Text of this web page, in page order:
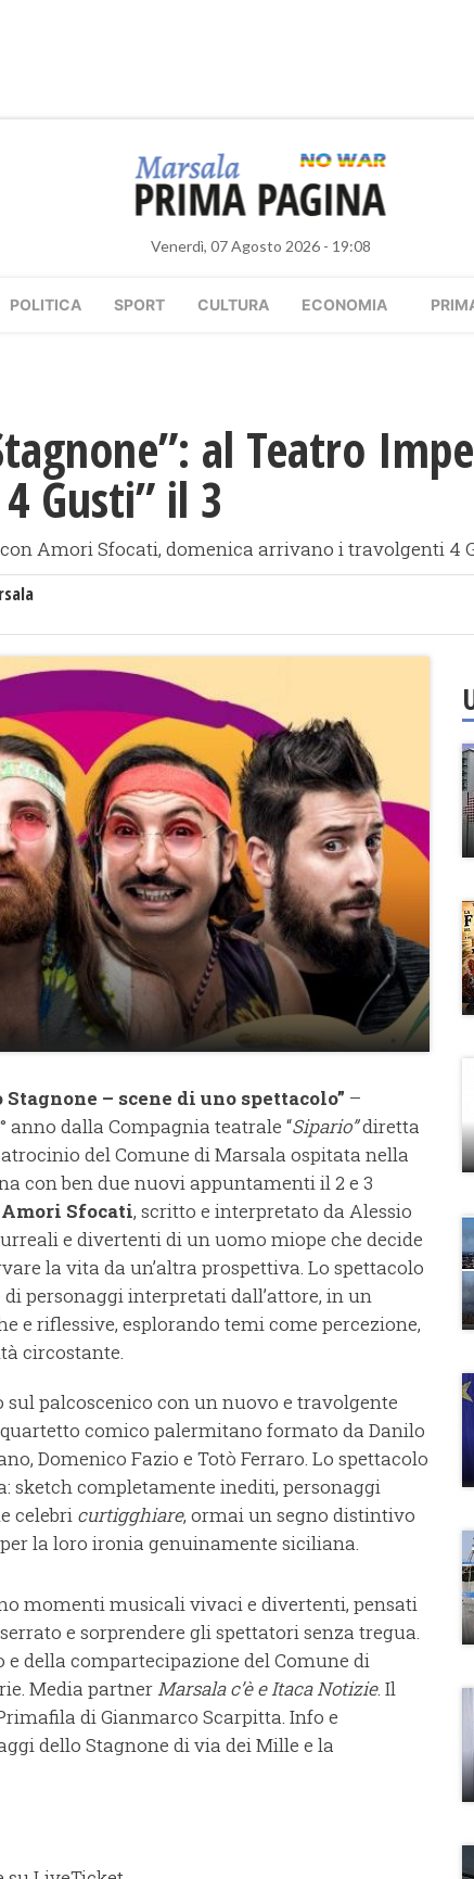
Venerdì, 07 Agosto 2026 - 19:08
POLITICA SPORT CULTURA ECONOMIA
al Teatro
Gusti” il 3
Amori Sfocati, domenica arrivano i travolgenti 4
– scene di uno spettacolo” –
anno dalla Compagnia teatrale “Sipario”diretta
del Comune di Marsala ospitata nella
con ben due nuovi appuntamenti il 2 e 3
Amori Sfocati, scritto e interpretato da Alessio
e divertenti di un uomo miope che decide
la vita da un’altra prospettiva. Lo spettacolo
personaggi interpretati dall’attore, in un
e riflessive, esplorando temi come percezione,
circostante.
sul palcoscenico con un nuovo e travolgente
comico palermitano formato da Danilo
Domenico Fazio e Totò Ferraro. Lo spettacolo
sketch completamente inediti, personaggi
celebri curtigghiare, ormai un segno distintivo
la loro ironia genuinamente siciliana.
momenti musicali vivaci e divertenti, pensati
e sorprendere gli spettatori senza tregua.
e della compartecipazione del Comune di
Media partnerMarsala c’è e Itaca Notizie. Il
di Gianmarco Scarpitta. Info e
dello Stagnone di via dei Mille e la